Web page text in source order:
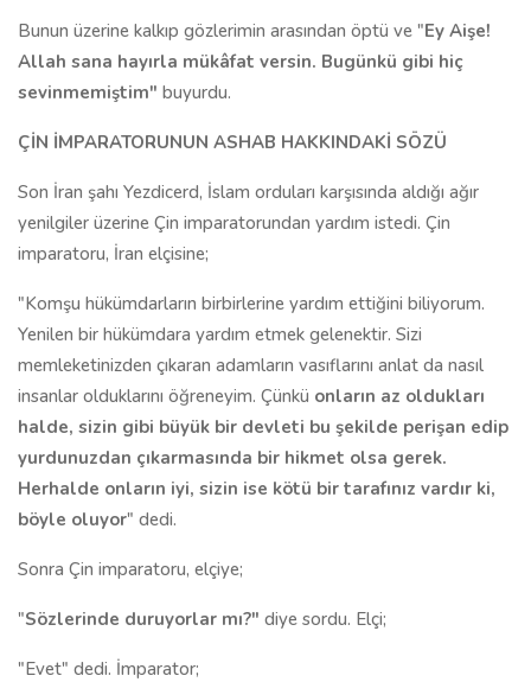
Bunun üzerine kalkıp gözlerimin arasından öptü ve "Ey Aişe!
Allah sana hayırla mükâfat versin. Bugünkü gibi hiç
sevinmemiştim" buyurdu.
ÇİN İMPARATORUNUN ASHAB HAKKINDAKİ SÖZÜ
Son İran şahı Yezdicerd, İslam orduları karşısında aldığı ağır
yenilgiler üzerine Çin imparatorundan yardım istedi. Çin
imparatoru, İran elçisine;
"Komşu hükümdarların birbirlerine yardım ettiğini biliyorum.
Yenilen bir hükümdara yardım etmek gelenektir. Sizi
memleketinizden çıkaran adamların vasıflarını anlat da nasıl
insanlar olduklarını öğreneyim. Çünkü onların az oldukları
halde, sizin gibi büyük bir devleti bu şekilde perişan edip
yurdunuzdan çıkarmasında bir hikmet olsa gerek.
Herhalde onların iyi, sizin ise kötü bir tarafınız vardır ki,
böyle oluyor" dedi.
Sonra Çin imparatoru, elçiye;
"Sözlerinde duruyorlar mı?" diye sordu. Elçi;
"Evet" dedi. İmparator;